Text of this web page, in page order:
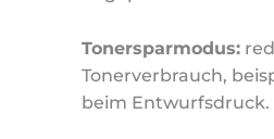
Tonersparmodus:
Tonerverbrauch,
beim Entwurfsdruck.